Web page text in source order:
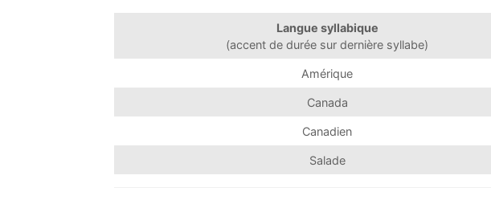
Langue syllabique
(accent de durée sur dernière syllabe)
Amérique
Canada
Canadien
Salade